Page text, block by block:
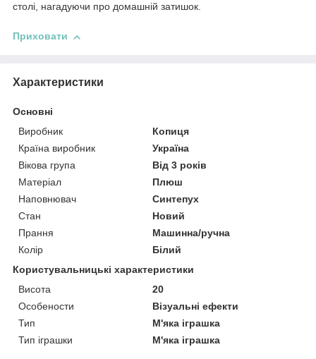
столі, нагадуючи про домашній затишок.
Приховати
Характеристики
Основні
Виробник
Копиця
Країна виробник
Україна
Вікова група
Від 3 років
Матеріал
Плюш
Наповнювач
Синтепух
Стан
Новий
Прання
Машинна/ручна
Колір
Білий
Користувальницькі характеристики
Висота
20
Особености
Візуальні ефекти
Тип
М'яка іграшка
Тип іграшки
М'яка іграшка